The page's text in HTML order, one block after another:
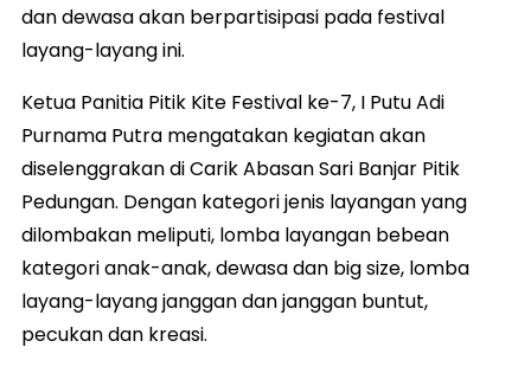
dan dewasa akan berpartisipasi pada festival
layang-layang ini.
Ketua Panitia Pitik Kite Festival ke-7, I Putu Adi
Purnama Putra mengatakan kegiatan akan
diselenggrakan di Carik Abasan Sari Banjar Pitik
Pedungan. Dengan kategori jenis layangan yang
dilombakan meliputi, lomba layangan bebean
kategori anak-anak, dewasa dan big size, lomba
layang-layang janggan dan janggan buntut,
pecukan dan kreasi.